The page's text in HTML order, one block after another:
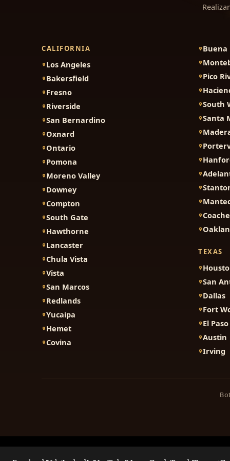
CALIFORNIA
Los Angeles
Bakersfield
Fresno
Riverside
San Bernardino
Oxnard
Ontario
Pomona
Moreno Valley
Downey
Compton
South Gate
Hawthorne
Lancaster
Chula Vista
Vista
San Marcos
Redlands
Yucaipa
Hemet
Covina
Buena
Pico
South
Santa
TEXAS
San
Dallas
Fort
El Paso
Austin
Irving